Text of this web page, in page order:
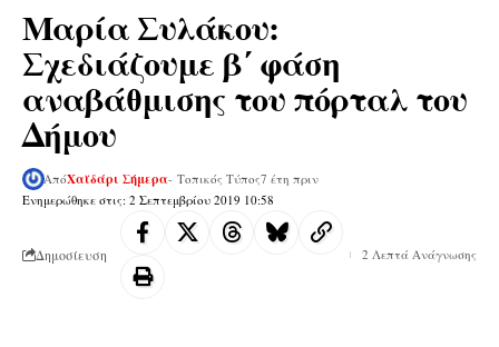
Μαρία Συλάκου:
Σχεδιάζουμε β΄ φάση
αναβάθμισης του πόρταλ του
Δήμου
Ενημερώθηκε στις: 2 Σεπτεμβρίου 2019 10:58
ΑπόΧαϊδάρι Σήμερα- Τοπικός Τύπος7 έτη πριν
Δημοσίευση 2 Λεπτά Ανάγνωσης